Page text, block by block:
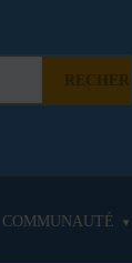
COMMUNAUTÉ